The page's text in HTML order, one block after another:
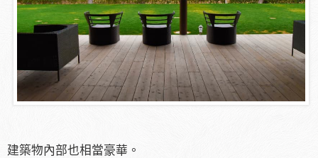
建築物內部也相當豪華。